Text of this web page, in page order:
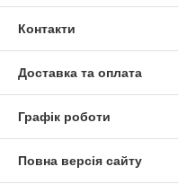
Контакти
Доставка та оплата
Графік роботи
Повна версія сайту